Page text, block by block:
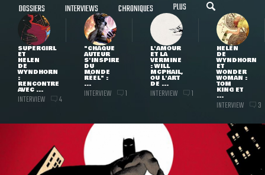
DOSSIERS INTERVIEWS CHRONIQUES PLUS
SUPERGIRL
ET
HELEN
DE
WYNDHORN
:
RENCONTRE
AVEC ...
INTERVIEW 4
"CHAQUE
AUTEUR
S'INSPIRE
DU
MONDE
RÉEL" :
...
INTERVIEW 1
L'AMOUR
ET LA
VERMINE
: WILL
MCPHAIL,
OU L'ART
DE ...
INTERVIEW 1
HELEN
DE
WYNDHORN
ET
WONDER
WOMAN :
TOM
KING ET
...
INTERVIEW 3